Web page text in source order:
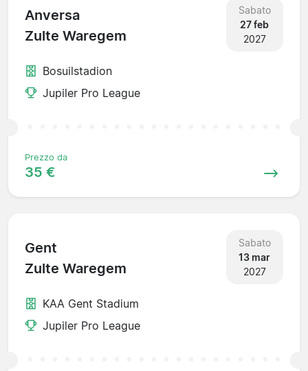
Anversa
Zulte Waregem
Sabato
27 feb
2027
Bosuilstadion
Jupiler Pro League
Prezzo da
35 €
Gent
Zulte Waregem
Sabato
13 mar
2027
KAA Gent Stadium
Jupiler Pro League